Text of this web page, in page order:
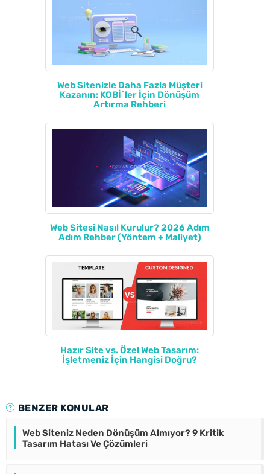
Web Sitenizle Daha Fazla Müşteri
Kazanın: KOBİ`ler İçin Dönüşüm
Artırma Rehberi
Web Sitesi Nasıl Kurulur? 2026 Adım
Adım Rehber (Yöntem + Maliyet)
Hazır Site vs. Özel Web Tasarım:
İşletmeniz İçin Hangisi Doğru?
BENZER KONULAR
Web Siteniz Neden Dönüşüm Almıyor? 9 Kritik
Tasarım Hatası Ve Çözümleri